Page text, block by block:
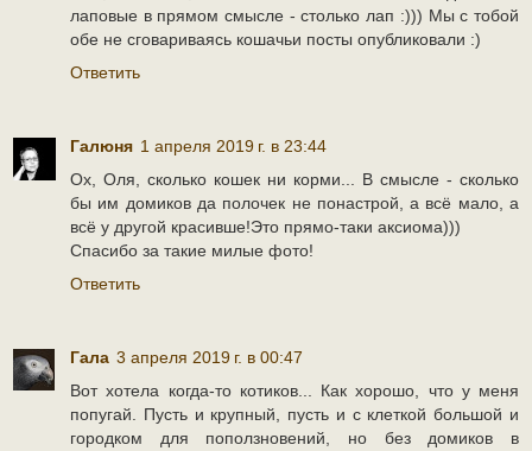
лаповые в прямом смысле - столько лап :))) Мы с тобой
обе не сговариваясь кошачьи посты опубликовали :)
Ответить
Галюня 1 апреля 2019 г. в 23:44
Ох, Оля, сколько кошек ни корми... В смысле - сколько
бы им домиков да полочек не понастрой, а всё мало, а
всё у другой красивше!Это прямо-таки аксиома)))
Спасибо за такие милые фото!
Ответить
Гала 3 апреля 2019 г. в 00:47
Вот хотела когда-то котиков... Как хорошо, что у меня
попугай. Пусть и крупный, пусть и с клеткой большой и
городком для поползновений, но без домиков в